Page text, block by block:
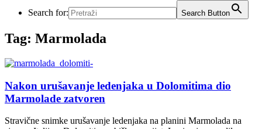
Search for:
Search Button
Tag: Marmolada
Nakon urušavanje ledenjaka u Dolomitima dio
Marmolade zatvoren
Stravične snimke urušavanje ledenjaka na planini Marmolada na